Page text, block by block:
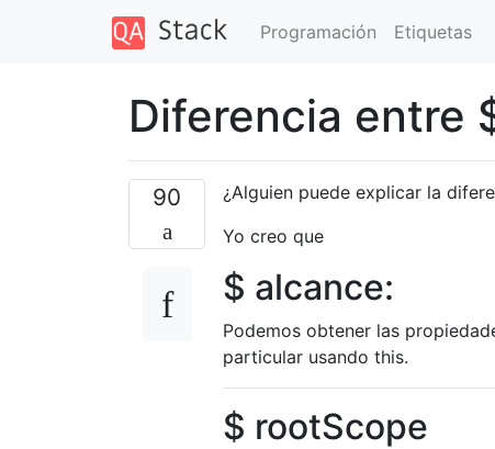
Programación Etiquetas
Diferencia entre
90
¿Alguien puede explicar la
Yo creo que
$ alcance:
Podemos obtener las
particular usando this.
$ rootScope